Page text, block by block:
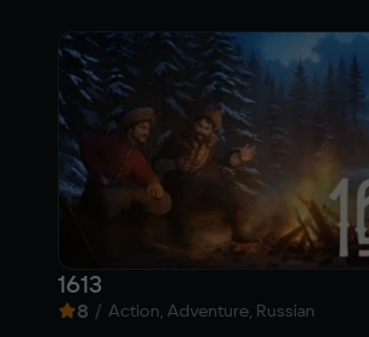
1613
8 / Action, Adventure, Russian